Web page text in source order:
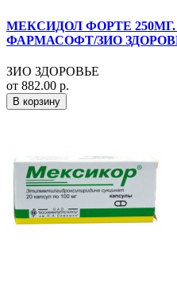
МЕКСИДОЛ ФОРТЕ 250МГ.
ФАРМАСОФТ/ЗИО
ЗИО ЗДОРОВЬЕ
от 882.00 р.
В корзину